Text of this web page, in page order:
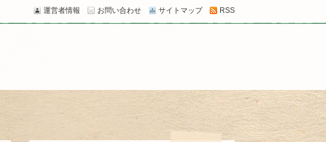
運営者情報 お問い合わせ サイトマップ RSS